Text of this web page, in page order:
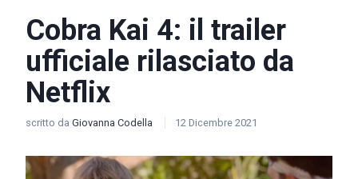
Cobra Kai 4: il trailer
ufficiale rilasciato da
Netflix
scritto da Giovanna Codella 12 Dicembre 2021